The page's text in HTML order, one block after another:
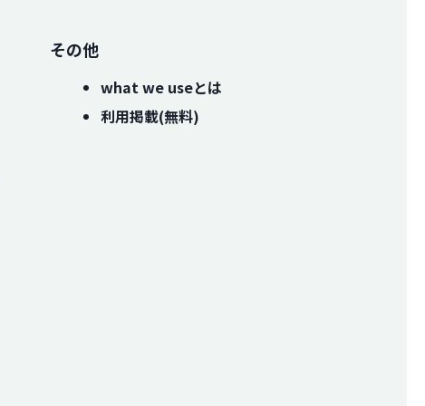
その他
what we useとは
利用掲載(無料)